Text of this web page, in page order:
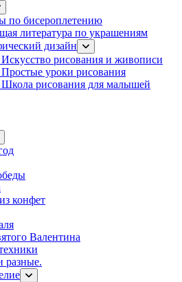
по бисероплетению
литература по украшениям
дизайн
рисования и живописи
уроки рисования
рисования для малышей
конфет
Валентина
разные.